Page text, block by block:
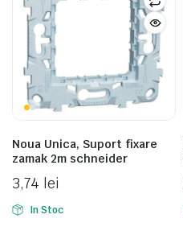
Noua Unica, Suport fixare
zamak 2m schneider
3,74 lei
In Stoc